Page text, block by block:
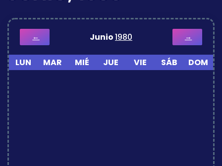
← Junio1980 →
LUN MAR MIÉ JUE VIE SÁB DOM